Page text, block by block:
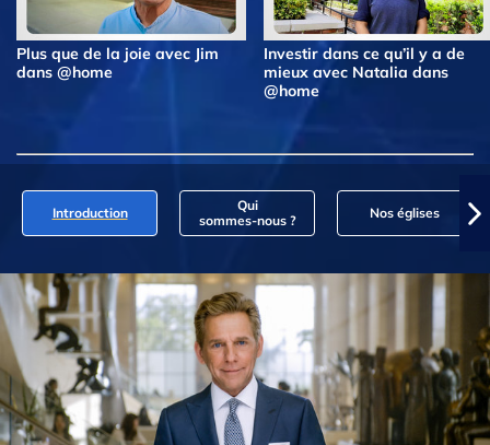
Plus que de la joie avec Jim
dans @home
Investir dans ce qu’il y a de
mieux avec Natalia dans
@home
Introduction
Qui
sommes‑nous ?
Nos églises